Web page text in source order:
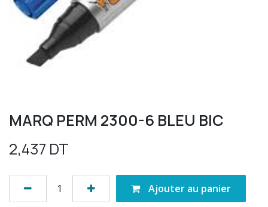
MARQ PERM 2300-6 BLEU BIC
2,437 DT
Ajouter au panier